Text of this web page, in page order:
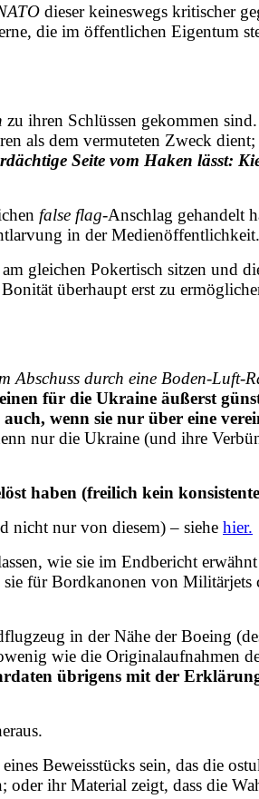
dieser keineswegs kritischer
die im öffentlichen Eigentum
zu ihren Schlüssen gekommen
als dem vermuteten Zweck
Seite vom Haken lässt:
false flag-Anschlag gehandelt
in der Medienöffentlichkeit.
gleichen Pokertisch sitzen und
überhaupt erst zu
Abschuss durch eine Boden-Luft-
für die Ukraine äußerst
wenn sie nur über eine
nur die Ukraine (und ihre
haben (freilich kein
nicht nur von diesem) – siehe hier.
wie sie im Endbericht
sie für Bordkanonen von Militärjets
in der Nähe der Boeing
wie die Originalaufnahmen
übrigens mit der
Beweisstücks sein, das die
oder ihr Material zeigt, dass die